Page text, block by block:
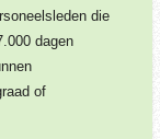
die
dagen
of